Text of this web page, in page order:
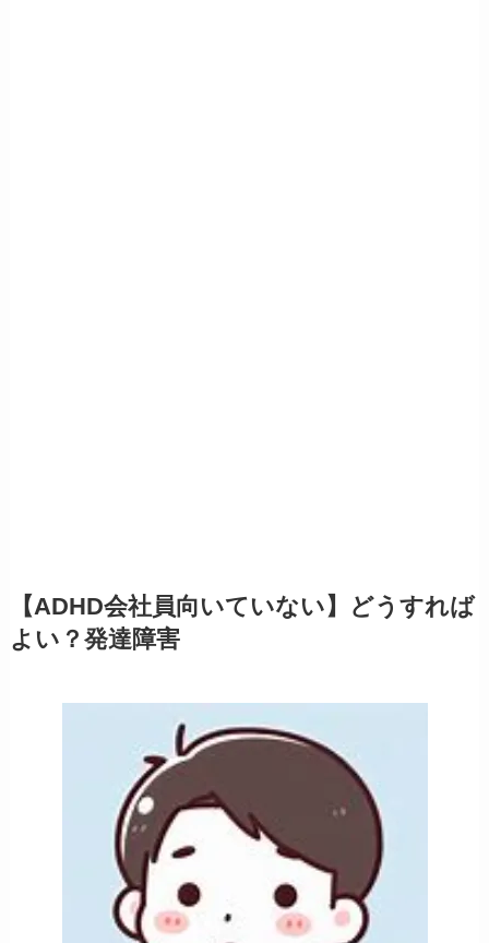
【ADHD会社員向いていない】どうすれば
よい？発達障害